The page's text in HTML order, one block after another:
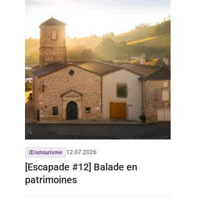
Œnotourisme 12.07.2026
[Escapade #12] Balade en
patrimoines